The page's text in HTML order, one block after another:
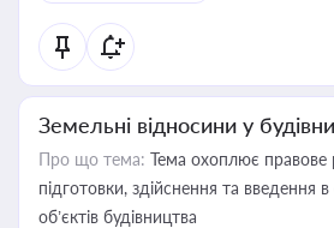
Земельні відносини у
Про що тема: Тема охоплює правове
підготовки, здійснення та введення
об’єктів будівництва